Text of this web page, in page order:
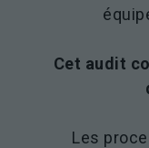
Cet audit
Les